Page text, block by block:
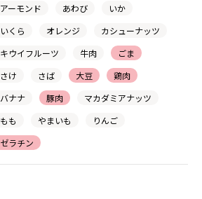
アーモンド あわび
いか
いくら
オレンジ
カシューナッツ
キウイフルーツ
牛肉
ごま
さけ
さば 大豆
鶏肉
バナナ
豚肉
マカダミアナッツ
もも
やまいも
りんご
ゼラチン